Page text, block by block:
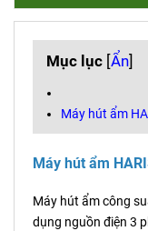
Mục lục [Ẩn]
Máy hút ẩm
Máy hút ẩm
Máy hút ẩm công
dụng nguồn điện 3